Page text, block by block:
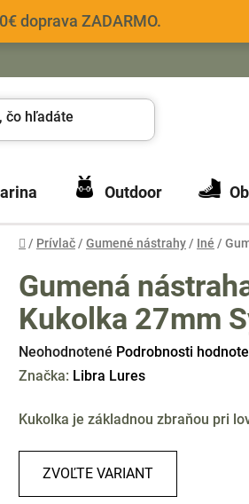
doprava ZADARMO.
Outdoor
Domov
/ Prívlač / Gumené nástrahy / Iné /
Gumená
Kukolka 27mm
Priemerné
hodnotenie
je
5
Neohodnotené Podrobnosti
Značka: Libra Lures
Kukolka je základnou zbraňou pri
ZVOĽTE VARIANT